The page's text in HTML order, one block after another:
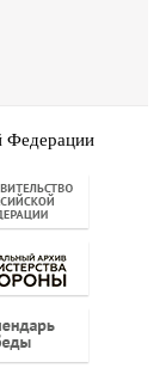
Федерации